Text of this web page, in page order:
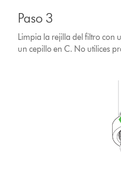
Paso 3
Limpia la rejilla del filtro con
un cepillo en C. No utilices